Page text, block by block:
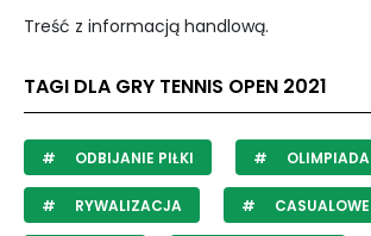
Treść z informacją handlową.
TAGI DLA GRY TENNIS OPEN 2021
ODBIJANIE PIŁKI OLIMPIADA
RYWALIZACJA CASUALOWE